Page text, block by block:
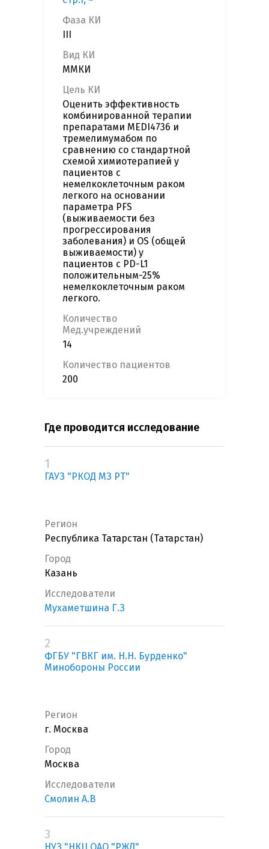
Фаза КИ
Вид КИ
ММКИ
Цель КИ
Оценить эффективность
комбинированной терапии
препаратами MEDI4736 и
тремелимумабом по
сравнению со стандартной
схемой химиотерапией у
пациентов с
немелкоклеточным раком
легкого на основании
параметра PFS
(выживаемости без
прогрессирования
заболевания) и OS (общей
выживаемости) у
пациентов с PD-L1
положительным-25%
немелкоклеточным раком
легкого.
Количество
Мед.учреждений
14
Количество пациентов
200
Где проводится исследование
1
ГАУЗ "РКОД МЗ РТ"
Регион
Республика Татарстан (Татарстан)
Город
Казань
Исследователи
Мухаметшина Г.З
2
ФГБУ "ГВКГ им. Н.Н. Бурденко"
Минобороны России
Регион
г. Москва
Город
Москва
Исследователи
Смолин А.В
3